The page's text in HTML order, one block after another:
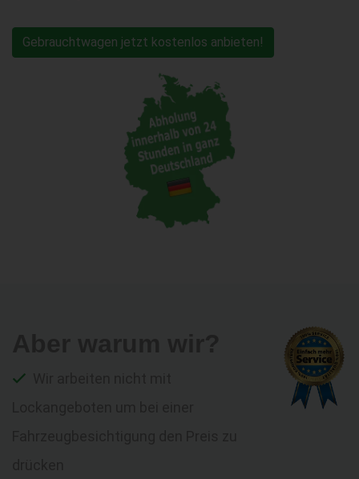
Gebrauchtwagen jetzt kostenlos anbieten!